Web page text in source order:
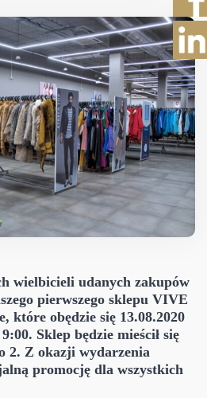
wielbicieli udanych zakupów
pierwszego sklepu VIVE
które obędzie się 13.08.2020
Sklep będzie mieścił się
2. Z okazji wydarzenia
promocję dla wszystkich